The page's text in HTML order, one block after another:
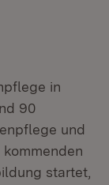
in
90
und
startet,